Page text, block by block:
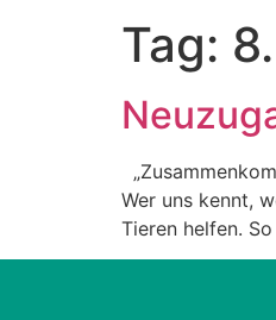
Tag:
Wer uns kennt,
Tieren helfen.